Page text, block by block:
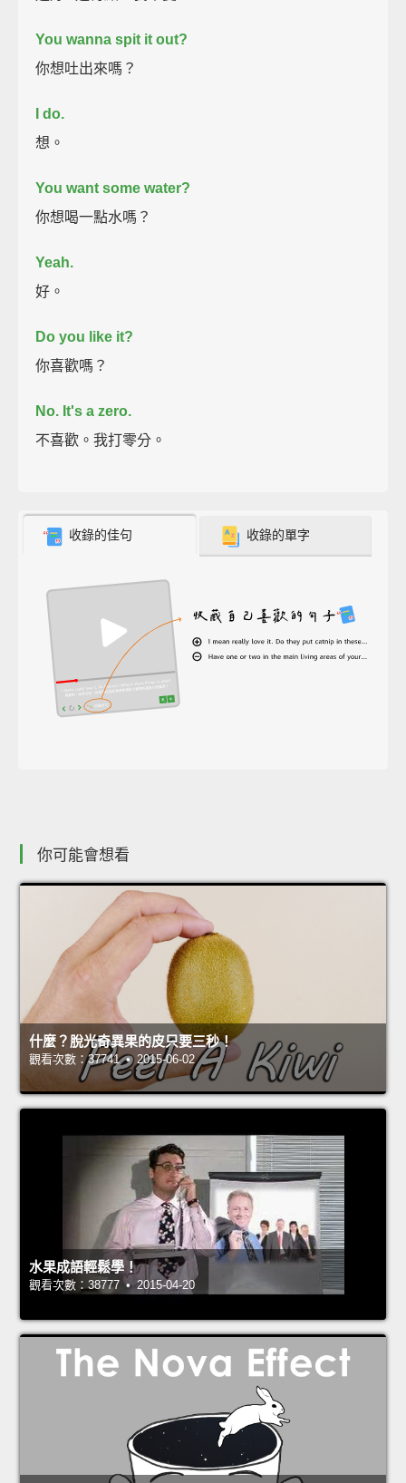
You wanna spit it out?
你想吐出來嗎？
I do.
想。
You want some water?
你想喝一點水嗎？
Yeah.
好。
Do you like it?
你喜歡嗎？
No. It's a zero.
不喜歡。我打零分。
收錄的佳句 收錄的單字
你可能會想看
什麼？脫光奇異果的皮只要三秒！
觀看次數：37741 • 2015-06-02
水果成語輕鬆學！
觀看次數：38777 • 2015-04-20